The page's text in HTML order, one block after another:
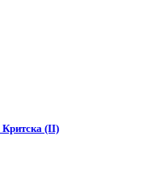
Критска (II)